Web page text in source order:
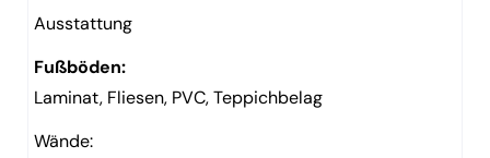
Ausstattung
Fußböden:
Laminat, Fliesen, PVC, Teppichbelag
Wände: